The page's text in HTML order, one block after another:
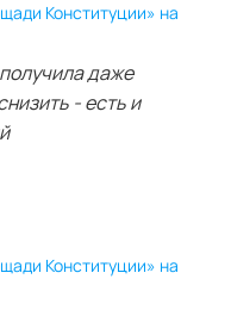
Конституции» на
даже
- есть и
Конституции» на